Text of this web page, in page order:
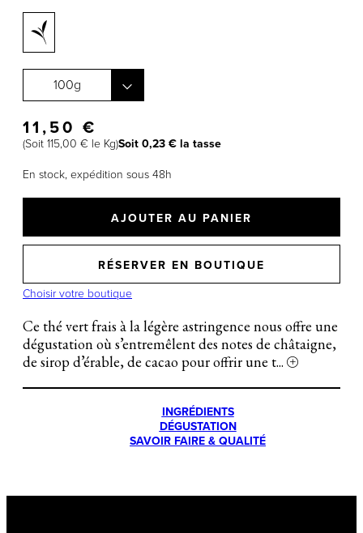
100g
11,50 €
(Soit 115,00 € le Kg)Soit 0,23 € la tasse
En stock, expédition sous 48h
AJOUTER AU PANIER
RÉSERVER EN BOUTIQUE
Choisir votre boutique
Ce thé vert frais à la légère astringence nous offre une
dégustation où s’entremêlent des notes de châtaigne,
de sirop d’érable, de cacao pour offrir une t...
INGRÉDIENTS
DÉGUSTATION
SAVOIR FAIRE & QUALITÉ